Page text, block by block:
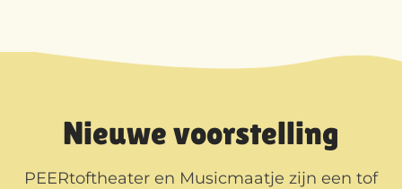
Nieuwe voorstelling
PEERtoftheater en Musicmaatje zijn een tof